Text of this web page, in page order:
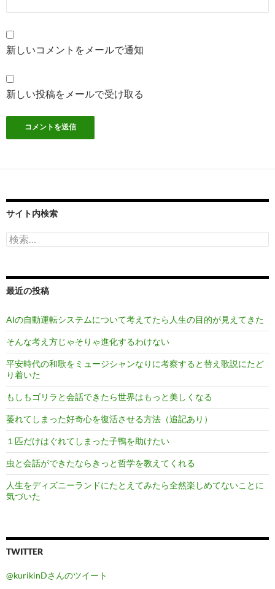
新しいコメントをメールで通知
新しい投稿をメールで受け取る
サイト内検索
検
索:
最近の投稿
AIの自動運転システムについて考えてたら人生の目的が見えてきた
そんな考え方じゃそりゃ進化するわけない
平安時代の和歌をミュージシャンなりに考察すると替え歌説にたど
り着いた
もしもゴリラと会話できたら世界はもっと美しくなる
萎れてしまった好奇心を復活させる方法（追記あり）
１匹だけはぐれてしまった子鴨を助けたい
虫と会話ができたならきっと哲学を教えてくれる
人生をディズニーランドにたとえてみたら全然楽しめてないことに
気づいた
TWITTER
@kurikinDさんのツイート